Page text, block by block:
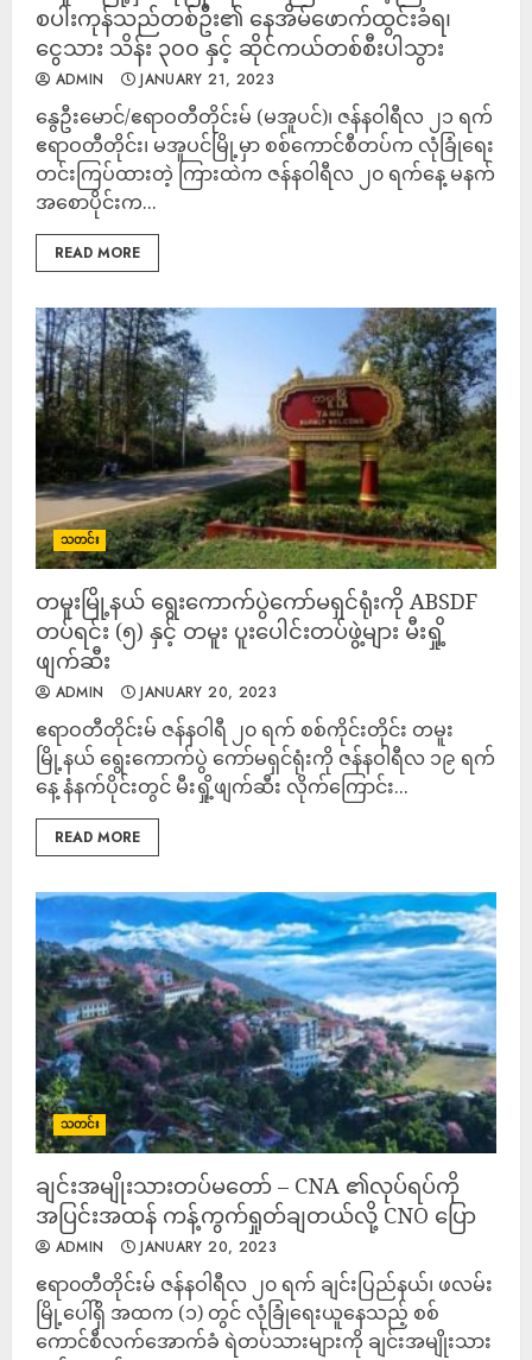
စပါးကုန်သည်တစ်ဦး၏ နေအိမ်ဖောက်ထွင်းခံရ၊
ငွေသား သိန်း ၃၀၀ နှင့် ဆိုင်ကယ်တစ်စီး​ပါသွား
ADMIN JANUARY 21, 2023
နွေဦးမောင်/ဧရာဝတီတိုင်းမ် (မအူပင်)၊ ဇန်နဝါရီလ ၂၁ ရက်
ဧရာဝတီတိုင်း၊ မအူပင်မြို့မှာ စစ်ကောင်စီတပ်က လုံခြုံရေး
တင်းကြပ်ထားတဲ့ ကြားထဲက ဇန်နဝါရီလ ၂၀ ရက်နေ့ မနက်
အစောပိုင်းက...
READ MORE
သတင်း
တမူးမြို့နယ် ရွေးကောက်ပွဲကော်မရှင်ရုံးကို ABSDF
တပ်ရင်း (၅) နှင့် တမူး ပူးပေါင်းတပ်ဖွဲ့များ မီးရှို့
ဖျက်ဆီး
ADMIN JANUARY 20, 2023
ဧရာဝတီတိုင်းမ် ဇန်နဝါရီ ၂၀ ရက် စစ်ကိုင်းတိုင်း တမူး
မြို့နယ် ရွေးကောက်ပွဲ ကော်မရှင်ရုံးကို ဇန်နဝါရီလ ၁၉ ရက်
နေ့ နံနက်ပိုင်းတွင် မီးရှို့ဖျက်ဆီး လိုက်ကြောင်း...
READ MORE
သတင်း
ချင်းအမျိုးသားတပ်မတော် – CNA ၏လုပ်ရပ်ကို
အပြင်းအထန် ကန့်ကွက်ရှုတ်ချတယ်လို့ CNO ပြော
ADMIN JANUARY 20, 2023
ဧရာ၀တီတိုင်းမ် ဇန်နဝါရီလ ၂၀ ရက် ချင်းပြည်နယ်၊ ဖလမ်း
မြို့ပေါ်ရှိ အထက (၁) တွင် လုံခြုံရေးယူနေသည့် စစ်
ကောင်စီလက်အောက်ခံ ရဲတပ်သားများကို ချင်းအမျိုးသား